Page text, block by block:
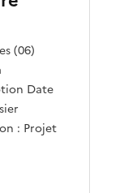
(06)
Date
: Projet